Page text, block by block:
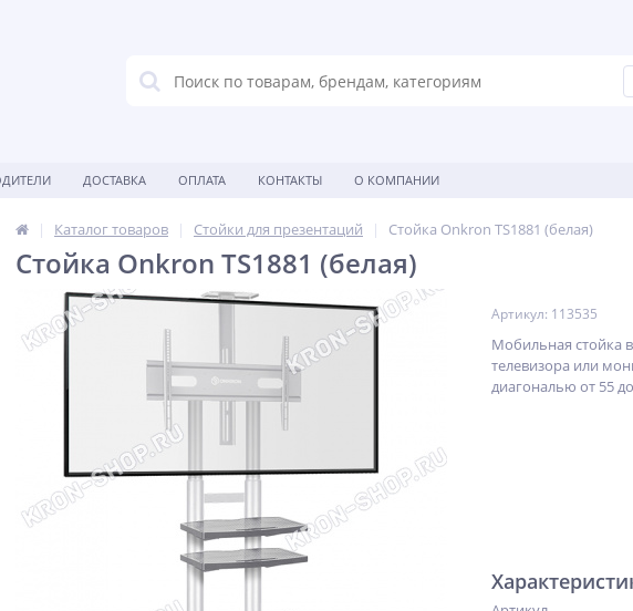
ДОСТАВКА ОПЛАТА КОНТАКТЫ О КОМПАНИИ
Каталог товаров Стойки для презентаций Стойка Onkron TS1881 (белая)
Стойка Onkron TS1881 (белая)
Артикул: 113535
Мобильная стойка
телевизора или
диагональю от 55